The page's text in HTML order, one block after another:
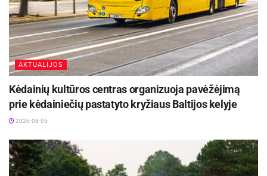
AKTUALIJOS
Kėdainių kultūros centras organizuoja pavėžėjimą
prie kėdainiečių pastatyto kryžiaus Baltijos kelyje
2026-08-05